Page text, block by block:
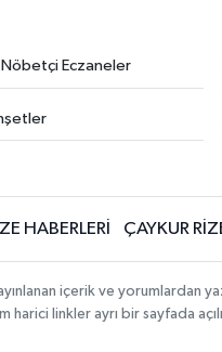
Eczaneler
HABERLERİ ÇAYKUR
içerik ve yorumlardan
harici linkler ayrı bir sayfada